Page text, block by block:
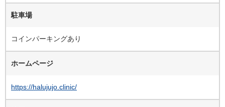
駐車場
コインパーキングあり
ホームページ
https://halujujo.clinic/